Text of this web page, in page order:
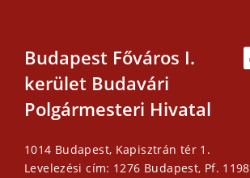
Budapest Főváros I.
kerület Budavári
Polgármesteri Hivatal
1014 Budapest, Kapisztrán tér 1.
Levelezési cím: 1276 Budapest, Pf. 1198